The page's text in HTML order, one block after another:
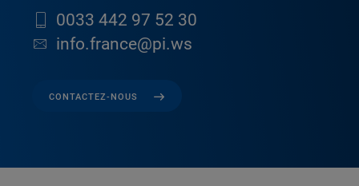
0033 442 97 52 30
info.france@pi.ws
CONTACTEZ-NOUS